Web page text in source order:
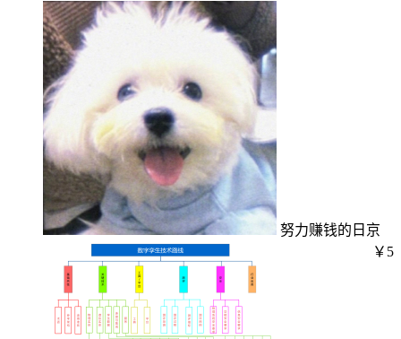
努力赚钱的日京
￥5